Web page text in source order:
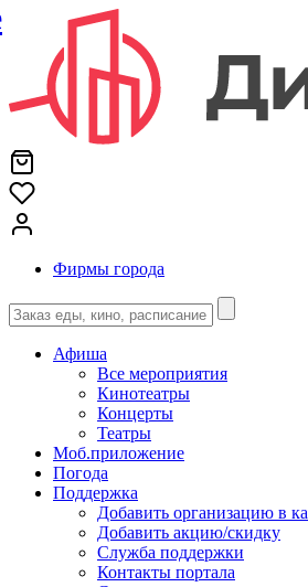
Фирмы города
Афиша
Все мероприятия
Кинотеатры
Концерты
Театры
Моб.приложение
Погода
Поддержка
Добавить организацию в
Добавить акцию/скидку
Служба поддержки
Контакты портала